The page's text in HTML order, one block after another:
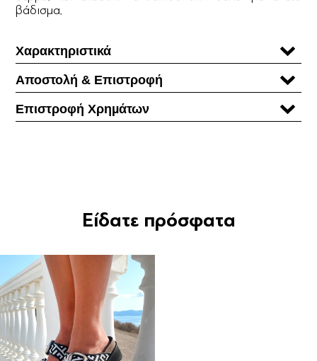
βάδισμα.
Χαρακτηριστικά
Αποστολή & Επιστροφή
Επιστροφή Χρηµάτων
Είδατε πρόσφατα